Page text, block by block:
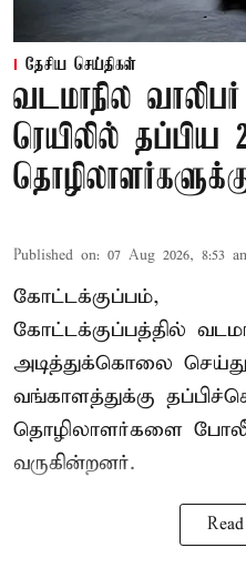
தேசிய செய்திகள்
வடமாநில
ரெயிலில் தப்பிய
Published on: 07 Aug 2026, 8:53
கோட்டக்குப்பம்,
கோட்டக்குப்பத்தில்
அடித்துக்கொலை
வங்காளத்துக்கு
தொழிலாளர்களை
வருகின்றனர்.